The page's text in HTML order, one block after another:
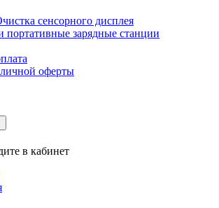
сенсорного дисплея
портативные зарядные станции
оферты
в кабинет